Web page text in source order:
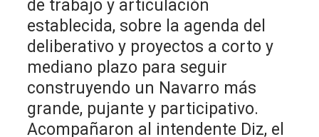
de trabajo y articulación
establecida, sobre la agenda del
deliberativo y proyectos a corto y
mediano plazo para seguir
construyendo un Navarro más
grande, pujante y participativo.
Acompañaron al intendente Diz, el